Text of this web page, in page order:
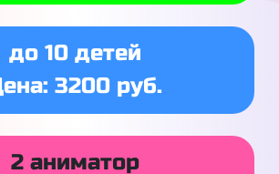
до 10 детей
3200 руб.
2 аниматор